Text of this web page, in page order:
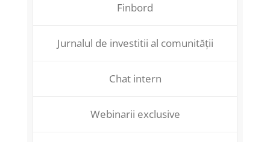
Finbord
Jurnalul de investitii al comunității
Chat intern
Webinarii exclusive